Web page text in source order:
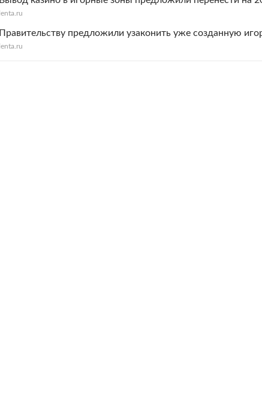
lenta.ru
Правительству предложили узаконить уже созданную
lenta.ru